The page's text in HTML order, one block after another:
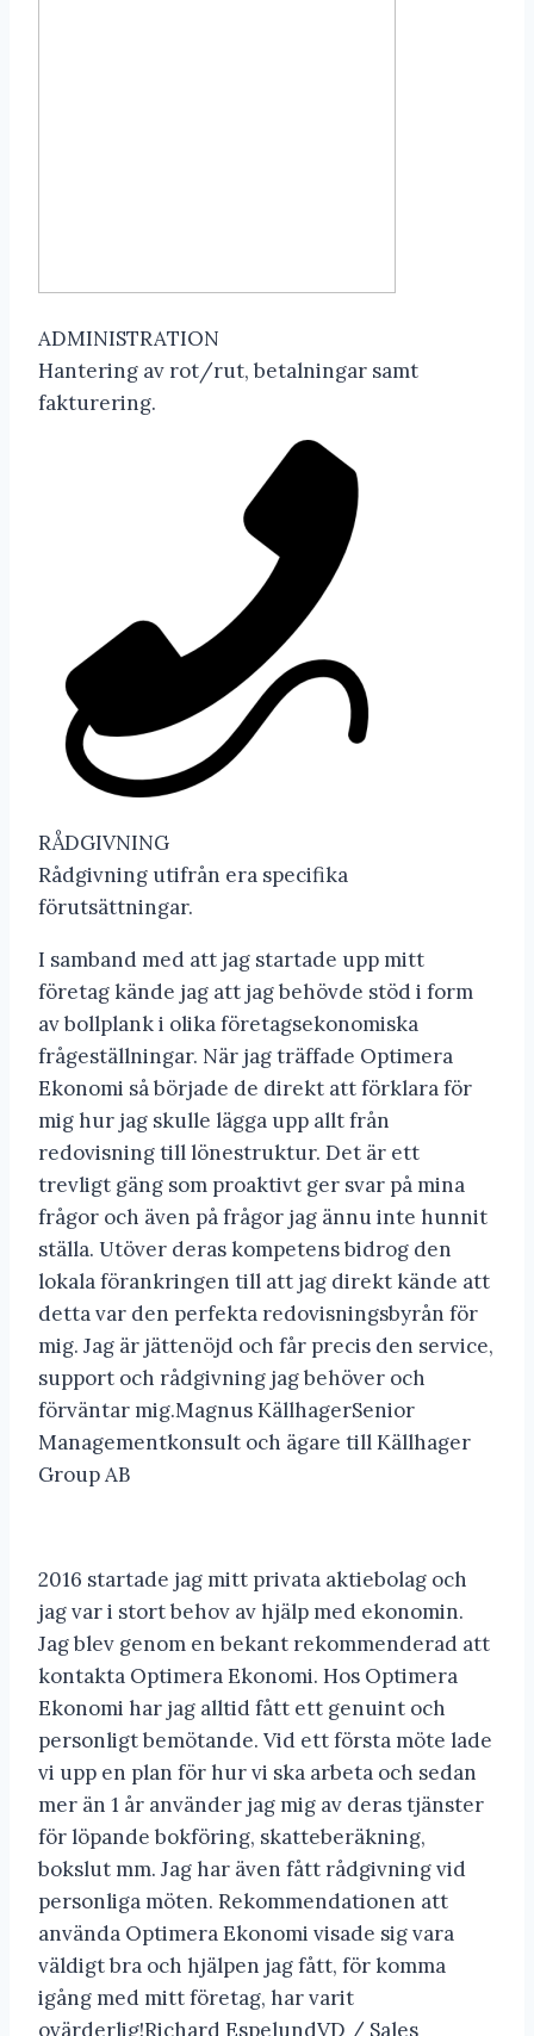
ADMINISTRATION
Hantering av rot/rut, betalningar samt
fakturering.
RÅDGIVNING
Rådgivning utifrån era specifika
förutsättningar.
I samband med att jag startade upp mitt
företag kände jag att jag behövde stöd i form
av bollplank i olika företagsekonomiska
frågeställningar. När jag träffade Optimera
Ekonomi så började de direkt att förklara för
mig hur jag skulle lägga upp allt från
redovisning till lönestruktur. Det är ett
trevligt gäng som proaktivt ger svar på mina
frågor och även på frågor jag ännu inte hunnit
ställa. Utöver deras kompetens bidrog den
lokala förankringen till att jag direkt kände att
detta var den perfekta redovisningsbyrån för
mig. Jag är jättenöjd och får precis den service,
support och rådgivning jag behöver och
förväntar mig.Magnus KällhagerSenior
Managementkonsult och ägare till Källhager
Group AB
2016 startade jag mitt privata aktiebolag och
jag var i stort behov av hjälp med ekonomin.
Jag blev genom en bekant rekommenderad att
kontakta Optimera Ekonomi. Hos Optimera
Ekonomi har jag alltid fått ett genuint och
personligt bemötande. Vid ett första möte lade
vi upp en plan för hur vi ska arbeta och sedan
mer än 1 år använder jag mig av deras tjänster
för löpande bokföring, skatteberäkning,
bokslut mm. Jag har även fått rådgivning vid
personliga möten. Rekommendationen att
använda Optimera Ekonomi visade sig vara
väldigt bra och hjälpen jag fått, för komma
igång med mitt företag, har varit
ovärderlig!Richard EspelundVD / Sales